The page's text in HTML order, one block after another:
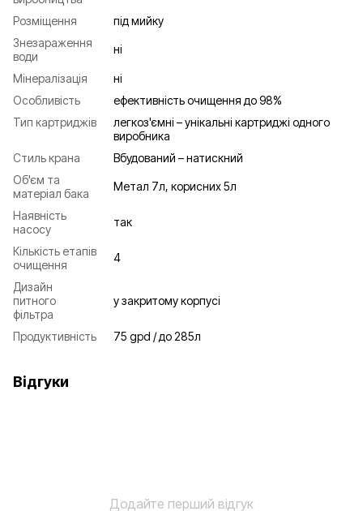
Розміщення
під мийку
Знезараження
води
ні
Мінералізація
ні
Особливість
ефективність очищення до 98%
Тип картриджів
легкоз'ємні – унікальні картриджі одного
виробника
Стиль крана
Вбудований – натискний
Об'єм та
матеріал бака
Метал 7л, корисних 5л
Наявність
насосу
так
Кількість етапів
очищення
4
Дизайн
питного
фільтра
у закритому корпусі
Продуктивність 75 gpd / до 285л
Відгуки
Додайте перший відгук